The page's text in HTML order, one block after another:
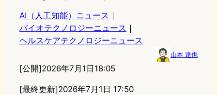
AI（人工知能）ニュース ｜
バイオテクノロジーニュース ｜
ヘルスケアテクノロジーニュース
山本 達也
[公開]2026年7月1日18:05
[最終更新]2026年7月1日 17:50